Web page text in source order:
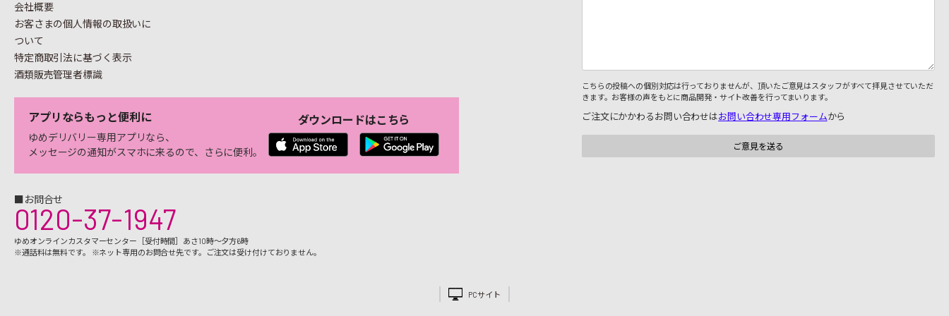
会社概要
お客さまの個人情報の取扱いに
ついて
特定商取引法に基づく表示
酒類販売管理者標識
アプリならもっと便利に
ゆめデリバリー専用アプリなら、
メッセージの通知がスマホに来るので、さらに便利。
ダウンロードはこちら
■お問合せ
0120-37-1947
ゆめオンラインカスタマーセンター［受付時間］あさ10時～夕方6時
※通話料は無料です。 ※ネット専用のお問合せ先です。ご注文は受け付けておりません。
こちらの投稿への個別対応は行っておりませんが、頂いたご意見はスタッフがすべて拝見させていただ
きます。お客様の声をもとに商品開発・サイト改善を行ってまいります。
ご注文にかかわるお問い合わせはお問い合わせ専用フォームから
PCサイト